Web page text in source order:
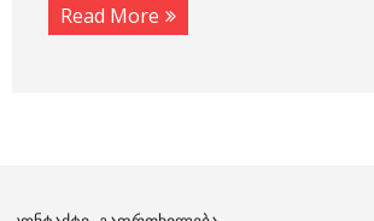
Read More